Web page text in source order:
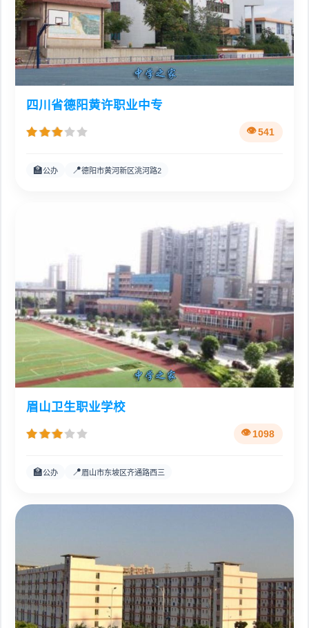
四川省德阳黄许职业中专
541
🏫公办 📍德阳市黄河新区洮河路2
眉山卫生职业学校
1098
🏫公办 📍眉山市东坡区齐通路西三